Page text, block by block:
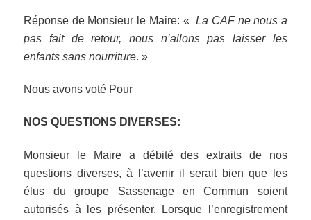
Réponse de Monsieur le Maire: « La CAF ne nous a
pas fait de retour, nous n’allons pas laisser les
enfants sans nourriture. »
Nous avons voté Pour
NOS QUESTIONS DIVERSES:
Monsieur le Maire a débité des extraits de nos
questions diverses, à l’avenir il serait bien que les
élus du groupe Sassenage en Commun soient
autorisés à les présenter. Lorsque l’enregistrement